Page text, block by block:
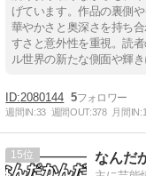
げています。作品の裏側
華やかさと奥深さを持ち
すさと意外性を重視。読
ル世界の新たな側面や輝き
2080144 5
週間IN:33 週間OUT:378 月間IN:
15 なんだ